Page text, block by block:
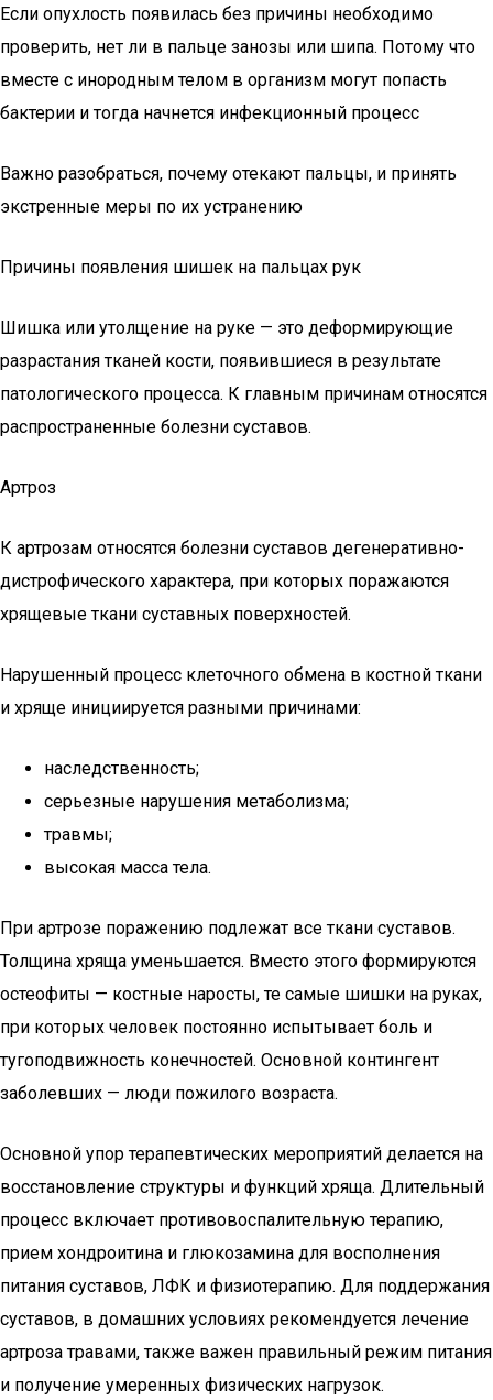
Если опухлость появилась без причины необходимо
проверить, нет ли в пальце занозы или шипа. Потому что
вместе с инородным телом в организм могут попасть
бактерии и тогда начнется инфекционный процесс
Важно разобраться, почему отекают пальцы, и принять
экстренные меры по их устранению
Причины появления шишек на пальцах рук
Шишка или утолщение на руке — это деформирующие
разрастания тканей кости, появившиеся в результате
патологического процесса. К главным причинам относятся
распространенные болезни суставов.
Артроз
К артрозам относятся болезни суставов дегенеративно-
дистрофического характера, при которых поражаются
хрящевые ткани суставных поверхностей.
Нарушенный процесс клеточного обмена в костной ткани
и хряще инициируется разными причинами:
наследственность;
серьезные нарушения метаболизма;
травмы;
высокая масса тела.
При артрозе поражению подлежат все ткани суставов.
Толщина хряща уменьшается. Вместо этого формируются
остеофиты — костные наросты, те самые шишки на руках,
при которых человек постоянно испытывает боль и
тугоподвижность конечностей. Основной контингент
заболевших — люди пожилого возраста.
Основной упор терапевтических мероприятий делается на
восстановление структуры и функций хряща. Длительный
процесс включает противовоспалительную терапию,
прием хондроитина и глюкозамина для восполнения
питания суставов, ЛФК и физиотерапию. Для поддержания
суставов, в домашних условиях рекомендуется лечение
артроза травами, также важен правильный режим питания
и получение умеренных физических нагрузок.